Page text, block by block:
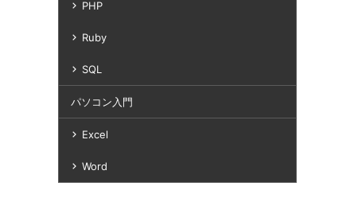
PHP
Ruby
SQL
パソコン入門
Excel
Word